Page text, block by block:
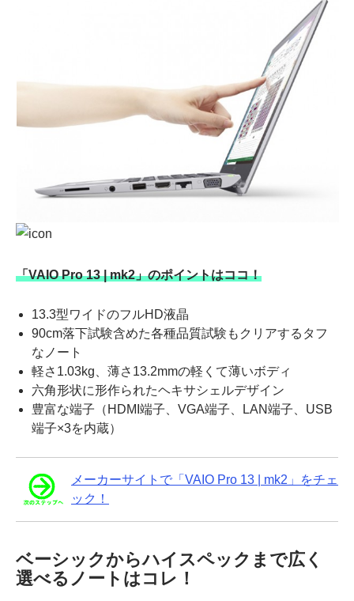
「VAIO Pro 13 | mk2」のポイントはココ！
13.3型ワイドのフルHD液晶
90cm落下試験含めた各種品質試験もクリアするタフ
なノート
軽さ1.03kg、薄さ13.2mmの軽くて薄いボディ
六角形状に形作られたヘキサシェルデザイン
豊富な端子（HDMI端子、VGA端子、LAN端子、USB
端子×3を内蔵）
メーカーサイトで「VAIO Pro 13 | mk2」をチェ
ック！
ベーシックからハイスペックまで広く
選べるノートはコレ！